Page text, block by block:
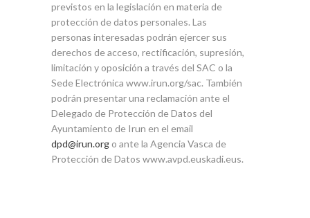
previstos en la legislación en materia de
protección de datos personales. Las
personas interesadas podrán ejercer sus
derechos de acceso, rectificación, supresión,
limitación y oposición a través del SAC o la
Sede Electrónica www.irun.org/sac. También
podrán presentar una reclamación ante el
Delegado de Protección de Datos del
Ayuntamiento de Irun en el email
dpd@irun.org o ante la Agencia Vasca de
Protección de Datos www.avpd.euskadi.eus.